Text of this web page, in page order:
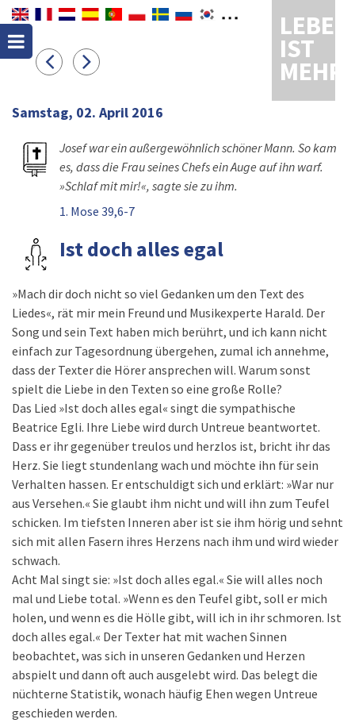
LEBEN
IST
MEHR
Samstag, 02. April 2016
Josef war ein außergewöhnlich schöner Mann. So kam
es, dass die Frau seines Chefs ein Auge auf ihn warf.
»Schlaf mit mir!«, sagte sie zu ihm.
1. Mose 39,6-7
Ist doch alles egal
»Mach dir doch nicht so viel Gedanken um den Text des
Liedes«, rät mir mein Freund und Musikexperte Harald. Der
Song und sein Text haben mich berührt, und ich kann nicht
einfach zur Tagesordnung übergehen, zumal ich annehme,
dass der Texter die Hörer ansprechen will. Warum sonst
spielt die Liebe in den Texten so eine große Rolle?
Das Lied »Ist doch alles egal« singt die sympathische
Beatrice Egli. Ihre Liebe wird durch Untreue beantwortet.
Dass er ihr gegenüber treulos und herzlos ist, bricht ihr das
Herz. Sie liegt stundenlang wach und möchte ihn für sein
Verhalten hassen. Er entschuldigt sich und erklärt: »War nur
aus Versehen.« Sie glaubt ihm nicht und will ihn zum Teufel
schicken. Im tiefsten Inneren aber ist sie ihm hörig und sehnt
sich mit allen Fasern ihres Herzens nach ihm und wird wieder
schwach.
Acht Mal singt sie: »Ist doch alles egal.« Sie will alles noch
mal und Liebe total. »Wenn es den Teufel gibt, soll er mich
holen, und wenn es die Hölle gibt, will ich in ihr schmoren. Ist
doch alles egal.« Der Texter hat mit wachen Sinnen
beobachtet, was sich in unseren Gedanken und Herzen
abspielt und dann oft auch ausgelebt wird. Das belegt die
nüchterne Statistik, wonach häufig Ehen wegen Untreue
geschieden werden.